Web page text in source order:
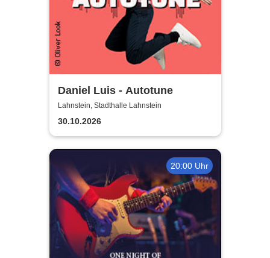
Daniel Luis - Autotune
Lahnstein, Stadthalle Lahnstein
30.10.2026
20:00 Uhr